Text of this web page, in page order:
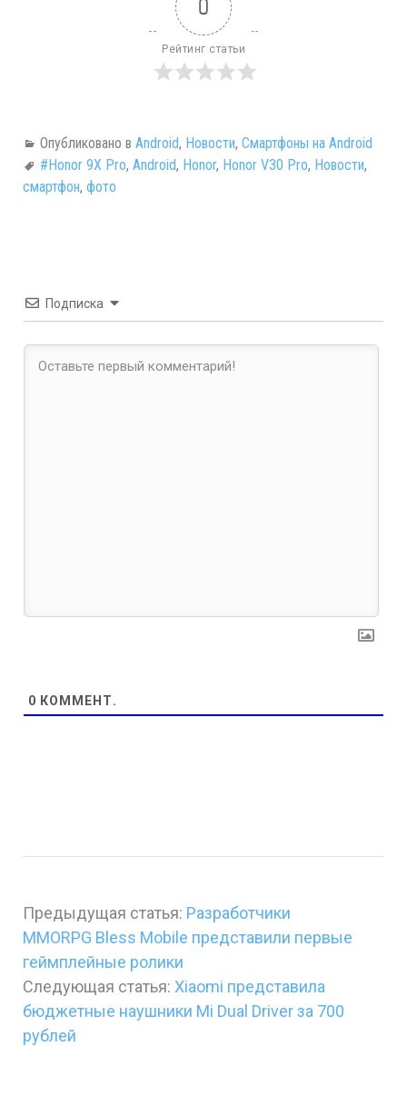
0
Рейтинг статьи
Опубликовано в Android, Новости, Смартфоны на Android
#Honor 9X Pro, Android, Honor, Honor V30 Pro, Новости,
смартфон, фото
Подписка
0 КОММЕНТ.
Предыдущая статья: Разработчики
MMORPG Bless Mobile представили первые
геймплейные ролики
Следующая статья: Xiaomi представила
бюджетные наушники Mi Dual Driver за 700
рублей